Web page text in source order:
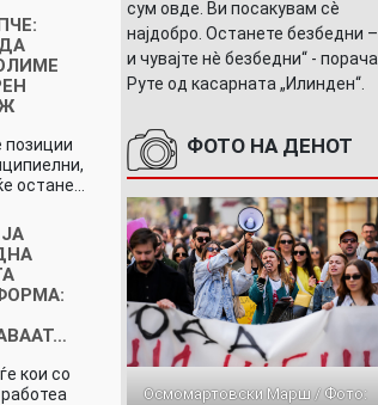
позиции
остане…
кои со
сум овде. Ви посакувам сè
најдобро. Останете безбедни –
и чувајте нè безбедни“ - порача
Руте од касарната „Илинден“.
ФОТО НА ДЕНОТ
Осмомартовски Марш / Фото: